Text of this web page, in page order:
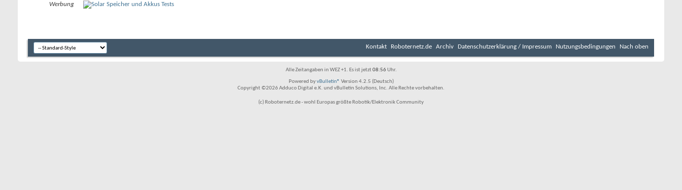
Werbung
Kontakt Roboternetz.de Archiv Datenschutzerklärung / Impressum Nutzungsbedingungen Nach oben
Alle Zeitangaben in WEZ +1. Es ist jetzt08:56Uhr.
Powered byvBulletin® Version 4.2.5 (Deutsch)
Copyright ©2026 Adduco Digital e.K. und vBulletin Solutions, Inc. Alle Rechte vorbehalten.
(c) Roboternetz.de - wohl Europas größte Robotik/Elektronik Community